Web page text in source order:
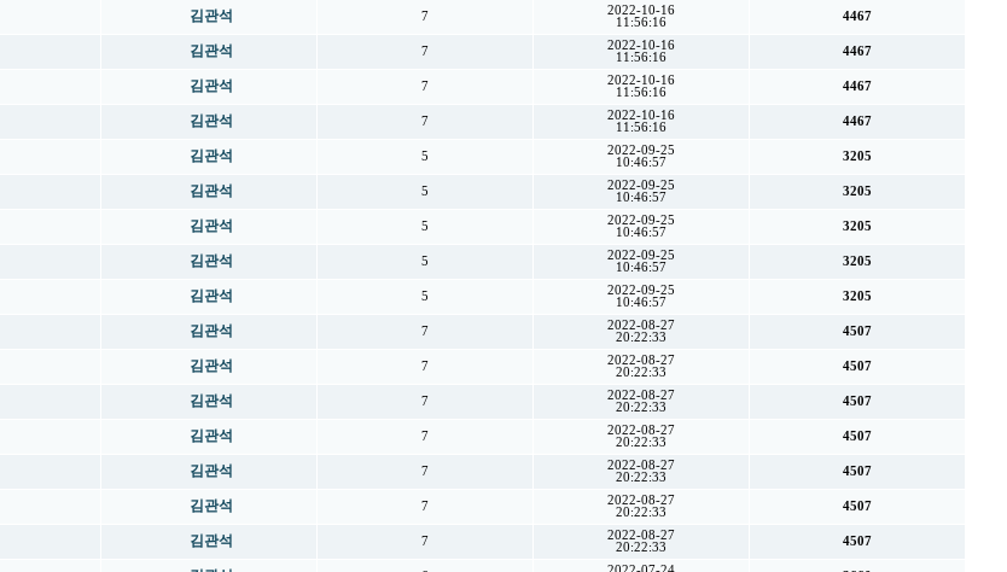
김관석 7
2022-10-16
11:56:16
4467
김관석 7
2022-10-16
11:56:16
4467
김관석 7
2022-10-16
11:56:16
4467
김관석 7
2022-10-16
11:56:16
4467
김관석 5
2022-09-25
10:46:57
3205
김관석 5
2022-09-25
10:46:57
3205
김관석 5
2022-09-25
10:46:57
3205
김관석 5
2022-09-25
10:46:57
3205
김관석 5
2022-09-25
10:46:57
3205
김관석 7
2022-08-27
20:22:33
4507
김관석 7
2022-08-27
20:22:33
4507
김관석 7
2022-08-27
20:22:33
4507
김관석 7
2022-08-27
20:22:33
4507
김관석 7
2022-08-27
20:22:33
4507
김관석 7
2022-08-27
20:22:33
4507
김관석 7
2022-08-27
20:22:33
4507